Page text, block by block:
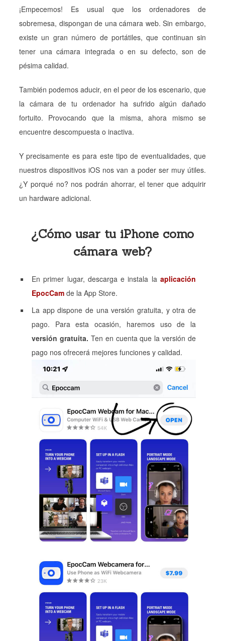
¡Empecemos! Es usual que los ordenadores de
sobremesa, dispongan de una cámara web. Sin embargo,
existe un gran número de portátiles, que continuan sin
tener una cámara integrada o en su defecto, son de
pésima calidad.
También podemos aducir, en el peor de los escenario, que
la cámara de tu ordenador ha sufrido algún dañado
fortuito. Provocando que la misma, ahora mismo se
encuentre descompuesta o inactiva.
Y precisamente es para este tipo de eventualidades, que
nuestros dispositivos iOS nos van a poder ser muy útiles.
¿Y porqué no? nos podrán ahorrar, el tener que adquirir
un hardware adicional.
¿Cómo usar tu iPhone como
cámara web?
En primer lugar, descarga e instala la aplicación
EpocCam de la App Store.
La app dispone de una versión gratuita, y otra de
pago. Para esta ocasión, haremos uso de la
versión gratuita. Ten en cuenta que la versión de
pago nos ofrecerá mejores funciones y calidad.